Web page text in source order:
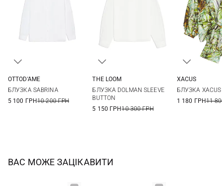
OTTOD'AME
БЛУЗКА SABRINA
5 100 ГРН10 200 ГРН
THE LOOM
БЛУЗКА DOLMAN SLEEVE
BUTTON
5 150 ГРН10 300 ГРН
XACUS
БЛУЗКА XACUS
1 180 ГРН11
ВАС МОЖЕ ЗАЦІКАВИТИ